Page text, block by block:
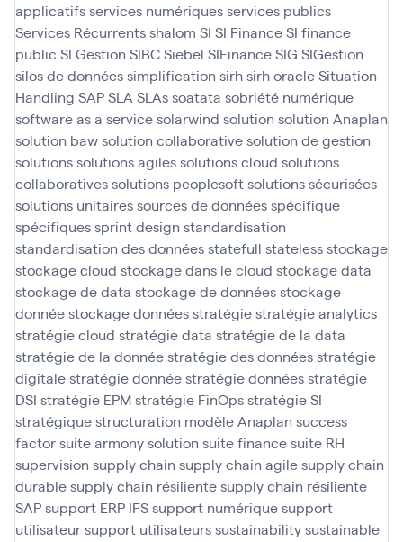
applicatifsservices numériquesservices publics
Services Récurrentsshalom SI SI FinanceSI finance
public SI Gestion SIBCSiebel SIFinanceSIG SIGestion
silos de donnéessimplification sirhsirh oracleSituation
Handling SAPSLA SLAssoatata sobriété numérique
software as a servicesolarwind solution solution Anaplan
solution bawsolution collaborativesolution de gestion
solutionssolutions agilessolutions cloud solutions
collaborativessolutions peoplesoftsolutions sécurisées
solutions unitairessources de donnéesspécifique
spécifiquessprint design standardisation
standardisation des donnéesstatefull statelessstockage
stockage cloud stockage dans le cloud stockage data
stockage de data stockage de donnéesstockage
donnéestockage donnéesstratégiestratégie analytics
stratégie cloud stratégie data stratégie de la data
stratégie de la donnéestratégie des donnéesstratégie
digitalestratégie donnéestratégie donnéesstratégie
DSI stratégie EPMstratégie FinOpsstratégie SI
stratégiquestructuration modèle Anaplan success
factorsuite armony solution suite financesuite RH
supervision supply chain supply chain agilesupply chain
durablesupply chain résilientesupply chain résiliente
SAPsupport ERP IFSsupport numériquesupport
utilisateursupport utilisateurssustainabilitysustainable